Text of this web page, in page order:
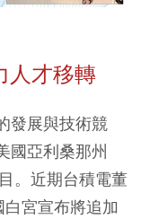
人才移轉
發展與技術競
國亞利桑那州
。近期台積電董
宮宣布將追加